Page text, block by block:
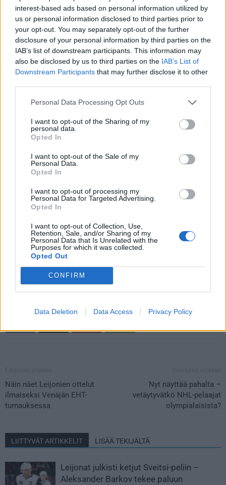
interest-based ads based on personal information utilized by
us or personal information disclosed to third parties prior to
your opt-out. You may separately opt-out of the further
disclosure of your personal information by third parties on the
IAB’s list of downstream participants. This information may
also be disclosed by us to third parties on the IAB’s List of
Downstream Participants that may further disclose it to other
Personal Data Processing Opt Outs
I want to opt-out of the Sharing of my
personal data.
Opted In
I want to opt-out of the Sale of my
Personal Data.
Opted In
I want to opt-out of processing my
Personal Data for Targeted Advertising.
Opted In
I want to opt-out of Collection, Use,
Retention, Sale, and/or Sharing of my
Personal Data that Is Unrelated with the
Purposes for which it was collected.
Opted Out
CONFIRM
Data Deletion Data Access Privacy Policy
aamupelissä. Ottelu alkaa Suomen aikaa jo kello 10:00.
Tsekkaa täältä,kuinka näet Leijonien ottelut ilmaiseksiEHT-
turnauksissa. Leijonien lisäksi Kanada kohtaa turnauksessa
isäntämaa Venäjän sekä Ruotsin.
Katso alta Leijonien GMJere Lehtisenmietteet siitä, millaisen
lisämausteen Kanadan osallistuminen EHT:lle tuo.
Jos video ei näy laitteellasi voit katsoa sen suoraan
Näin näet Leijonien ottelut
ilmaiseksi Venäjän EHT-
turnauksessa
Nyt näyttää pahalta –
vetäytyvätkö NHL-pelaajat
olympialaisista?
LIITTYVÄT ARTIKKELIT LISÄÄ TEKIJÄLTÄ
Leijonat julkisti ketjut Sveitsi-peliin –
Aleksander Barkov tekee paluun